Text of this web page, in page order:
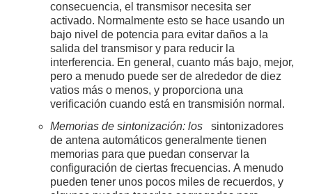
consecuencia, el transmisor necesita ser
activado. Normalmente esto se hace usando un
bajo nivel de potencia para evitar daños a la
salida del transmisor y para reducir la
interferencia. En general, cuanto más bajo, mejor,
pero a menudo puede ser de alrededor de diez
vatios más o menos, y proporciona una
verificación cuando está en transmisión normal.
Memorias de sintonización: los sintonizadores
de antena automáticos generalmente tienen
memorias para que puedan conservar la
configuración de ciertas frecuencias. A menudo
pueden tener unos pocos miles de recuerdos, y